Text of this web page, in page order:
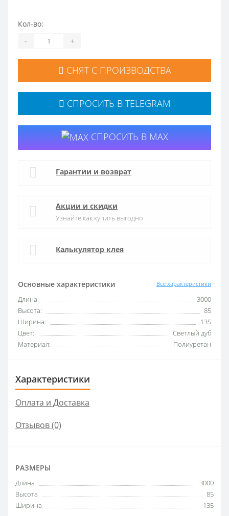
Основные характеристики Все характеристики
Длина:
3000
Высота:
85
Ширина:
135
Цвет:
Светлый дуб
Материал:
Полиуретан
Кол-во:
- +
СНЯТ С ПРОИЗВОДСТВА
СПРОСИТЬ В TELEGRAM
СПРОСИТЬ В MAX
Гарантии и возврат
Акции и скидки
Узнайте как купить выгодно
Калькулятор клея
Характеристики
Оплата и Доставка
Отзывов (0)
РАЗМЕРЫ
Длина
3000
Высота
85
Ширина
135